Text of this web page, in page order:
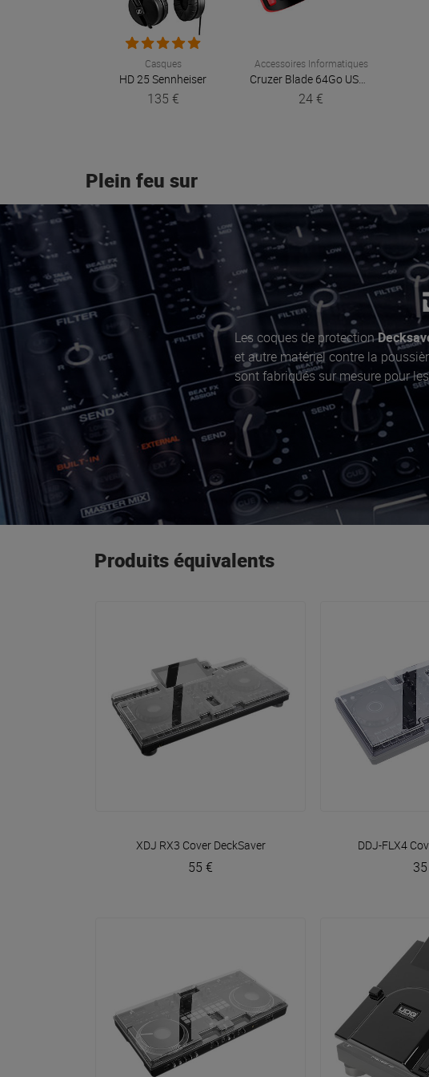
Casques
HD 25 Sennheiser
135 €
Accessoires Informatiques
24 €
Plein feu sur
Les coques de protection
et autre matériel contre la
sont fabriqués sur mesure pour
Produits équivalents
VOIR EN DÉTAIL
XDJ RX3 Cover DeckSaver
55 €
VOIR
DDJ-FLX4